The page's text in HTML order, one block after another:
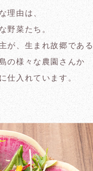
理由は、
野菜たち。
が、生まれ故郷である
の様々な農園さんか
仕入れています。